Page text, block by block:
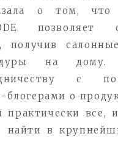
о том, что
позволяет
получив
на дому.
с
о
практически все,
найти в